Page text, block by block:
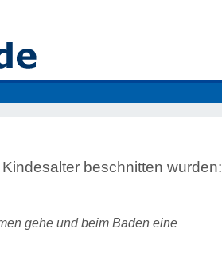
beschnitten wurden:
gehe und beim Baden eine